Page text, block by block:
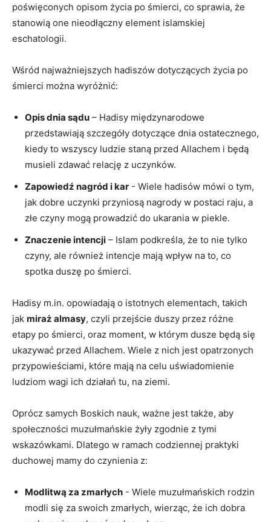
poświęconych opisom życia po śmierci, co sprawia, że
stanowią one nieodłączny element islamskiej
eschatologii.
Wśród najważniejszych hadiszów dotyczących życia po‍
śmierci można wyróżnić:
Opis dnia sądu – Hadisy międzynarodowe
przedstawiają szczegóły dotyczące dnia ostatecznego,
kiedy to wszyscy ludzie staną przed Allachem i będą
musieli zdawać relację z⁤ uczynków.
Zapowiedź nagród i kar -⁣ Wiele hadisów‌ mówi o⁢ tym,
jak⁣ dobre uczynki przyniosą nagrody w postaci raju, a
złe czyny mogą prowadzić do ukarania w piekle.
Znaczenie intencji – Islam podkreśla, że to⁢ nie tylko
czyny, ale również intencje‍ mają wpływ na to, co
spotka duszę po ⁤śmierci.
Hadisy ​m.in. opowiadają‍ o istotnych elementach, takich
jak miraż almasy, czyli ⁢przejście duszy przez różne
etapy⁣ po śmierci, oraz moment, w którym dusze będą się
ukazywać przed Allachem. Wiele z nich jest opatrzonych
przypowieściami, które mają na⁢ celu uświadomienie
ludziom wagi ich działań tu, na ziemi.
Oprócz samych Boskich nauk, ważne jest także, aby
społeczności muzułmańskie żyły zgodnie z tymi
wskazówkami. Dlatego w ramach codziennej‍ praktyki​​
duchowej mamy do czynienia z:
Modlitwą za zmarłych ‍- Wiele muzułmańskich‌ rodzin
modli się za swoich zmarłych, wierząc,⁣ że ich dobra